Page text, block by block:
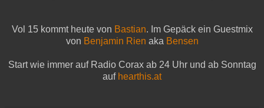
Vol 15 kommt heute von Bastian. Im Gepäck ein Guestmix
von Benjamin Rien aka Bensen
Start wie immer auf Radio Corax ab 24 Uhr und ab Sonntag
auf hearthis.at